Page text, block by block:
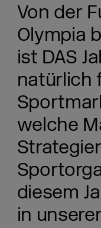
Von der
Olympia
ist DAS
natürlich
welche
diesem
in